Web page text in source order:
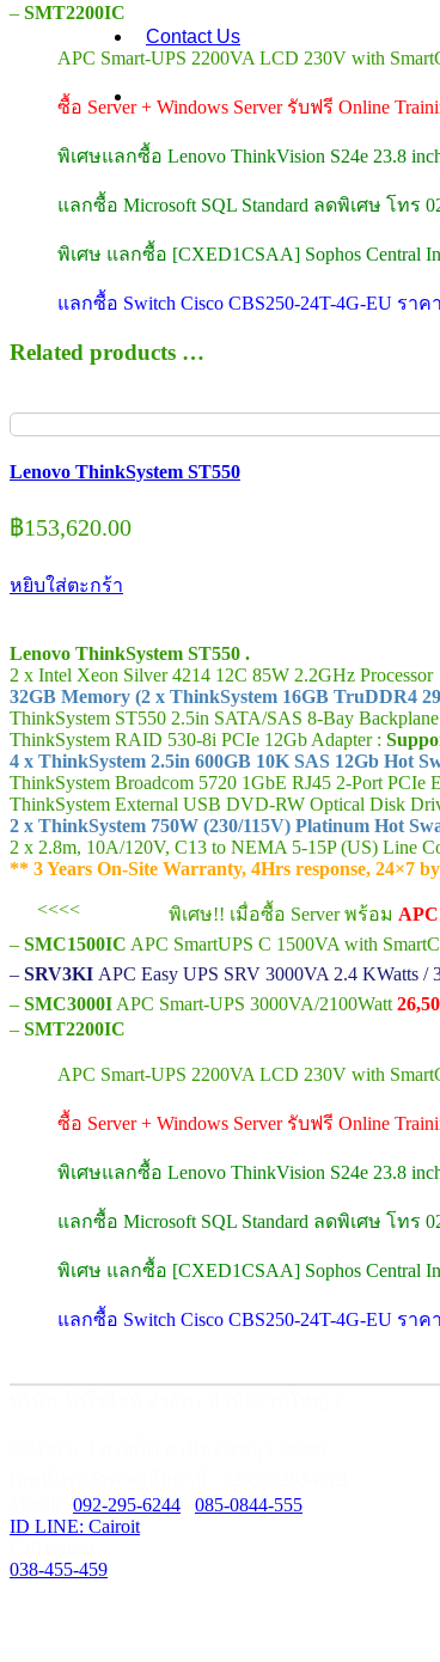
Contact Us
– SMT2200IC
APC Smart-UPS 2200VA LCD 230V with
ซื้อ Server + Windows Server รับฟรี Online
พิเศษแลกซื้อ Lenovo ThinkVision S24e 23.8
แลกซื้อ Microsoft SQL Standard ลดพิเศษ โทร
พิเศษ แลกซื้อ [CXED1CSAA] Sophos Central
แลกซื้อ Switch Cisco CBS250-24T-4G-EU รา
Related products …
Lenovo ThinkSystem ST550
฿153,620.00
หยิบใส่ตะกร้า
Lenovo ThinkSystem ST550 .
2 x Intel Xeon Silver 4214 12C 85W 2.2GHz Processor
32GB Memory (2 x ThinkSystem 16GB TruDDR4
ThinkSystem ST550 2.5in SATA/SAS 8-Bay Backplane
ThinkSystem RAID 530-8i PCIe 12Gb Adapter :
4 x ThinkSystem 2.5in 600GB 10K SAS 12Gb Hot
ThinkSystem Broadcom 5720 1GbE RJ45 2-Port PCIe
ThinkSystem External USB DVD-RW Optical Disk
2 x ThinkSystem 750W (230/115V) Platinum Hot
2 x 2.8m, 10A/120V, C13 to NEMA 5-15P (US) Line
** 3 Years On-Site Warranty, 4Hrs response, 24×7
<<<<
พิเศษ!! เมื่อซื้อ Server พร้อม
– SMC1500IC APC SmartUPS C 1500VA with
– SRV3KI APC Easy UPS SRV 3000VA 2.4 KWatts /
– SMC3000IAPC Smart-UPS 3000VA/2100Watt
– SMT2200IC
APC Smart-UPS 2200VA LCD 230V with
ซื้อ Server + Windows Server รับฟรี Online
พิเศษแลกซื้อ Lenovo ThinkVision S24e 23.8
แลกซื้อ Microsoft SQL Standard ลดพิเศษ โทร
พิเศษ แลกซื้อ [CXED1CSAA] Sophos Central
แลกซื้อ Switch Cisco CBS250-24T-4G-EU รา
092-295-6244
085-0844-555
ID LINE: Cairoit
038-455-459